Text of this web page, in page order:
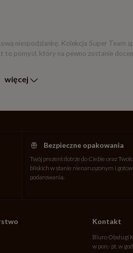
niespodziankę. Kolekcja Super Team
pomysł, który na pewno zostanie
więcej
Bezpieczne opakowania
Twój prezent dotrze do Ciebie oraz
bliskich w stanie nienaruszonym i
podarowania.
Kontakt
Biuro Obsługi
w pon.- pt. w